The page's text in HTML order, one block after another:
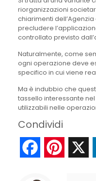
riorganizzazioni
chiarimenti
precludere
controllato previsto
Naturalmente, come
ogni operazione deve
specifico in cui viene
Ma è indubbio che
tassello interessante
utilizzabili nelle
Condividi
Facebook